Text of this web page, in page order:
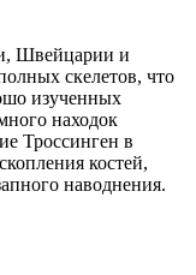
Швейцарии и
скелетов, что
изученных
находок
Троссинген в
костей,
наводнения.